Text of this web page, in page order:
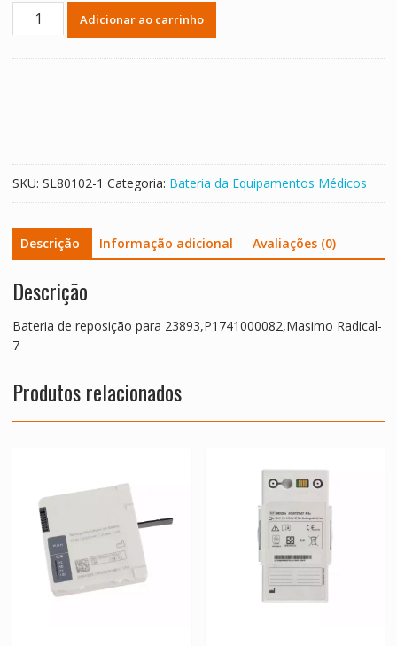
Bateria
Adicionar ao carrinho
SKU: SL80102-1 Categoria: Bateria da Equipamentos Médicos
Descrição Informação adicional Avaliações (0)
Descrição
Bateria de reposição para 23893,P1741000082,Masimo Radical-
7
Produtos relacionados